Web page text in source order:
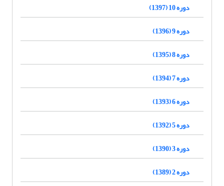
دوره 10 (1397)
دوره 9 (1396)
دوره 8 (1395)
دوره 7 (1394)
دوره 6 (1393)
دوره 5 (1392)
دوره 3 (1390)
دوره 2 (1389)